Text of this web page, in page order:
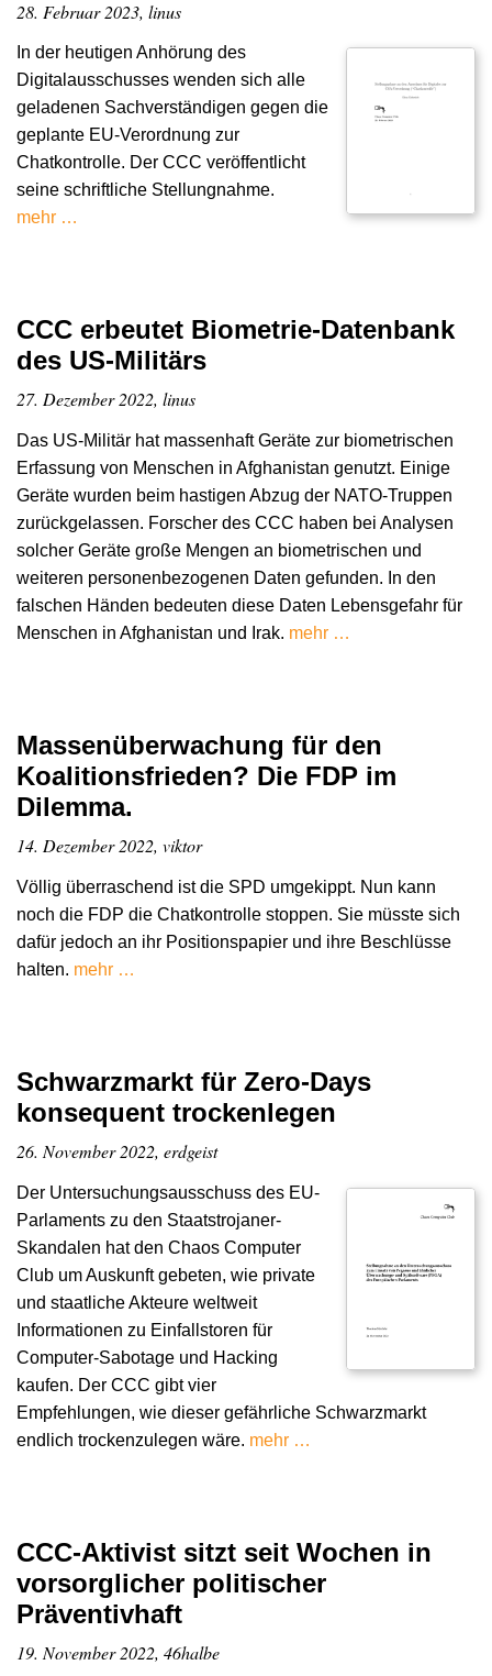
28. Februar 2023, linus
In der heutigen Anhörung des
Digitalausschusses wenden sich alle
geladenen Sachverständigen gegen die
geplante EU-Verordnung zur
Chatkontrolle. Der CCC veröffentlicht
seine schriftliche Stellungnahme.
mehr …
CCC erbeutet Biometrie-Datenbank
des US-Militärs
27. Dezember 2022, linus
Das US-Militär hat massenhaft Geräte zur biometrischen
Erfassung von Menschen in Afghanistan genutzt. Einige
Geräte wurden beim hastigen Abzug der NATO-Truppen
zurückgelassen. Forscher des CCC haben bei Analysen
solcher Geräte große Mengen an biometrischen und
weiteren personenbezogenen Daten gefunden. In den
falschen Händen bedeuten diese Daten Lebensgefahr für
Menschen in Afghanistan und Irak. mehr …
Massenüberwachung für den
Koalitionsfrieden? Die FDP im
Dilemma.
14. Dezember 2022, viktor
Völlig überraschend ist die SPD umgekippt. Nun kann
noch die FDP die Chatkontrolle stoppen. Sie müsste sich
dafür jedoch an ihr Positionspapier und ihre Beschlüsse
halten. mehr …
Schwarzmarkt für Zero-Days
konsequent trockenlegen
26. November 2022, erdgeist
Der Untersuchungsausschuss des EU-
Parlaments zu den Staatstrojaner-
Skandalen hat den Chaos Computer
Club um Auskunft gebeten, wie private
und staatliche Akteure weltweit
Informationen zu Einfallstoren für
Computer-Sabotage und Hacking
kaufen. Der CCC gibt vier
Empfehlungen, wie dieser gefährliche Schwarzmarkt
endlich trockenzulegen wäre. mehr …
CCC-Aktivist sitzt seit Wochen in
vorsorglicher politischer
Präventivhaft
19. November 2022, 46halbe